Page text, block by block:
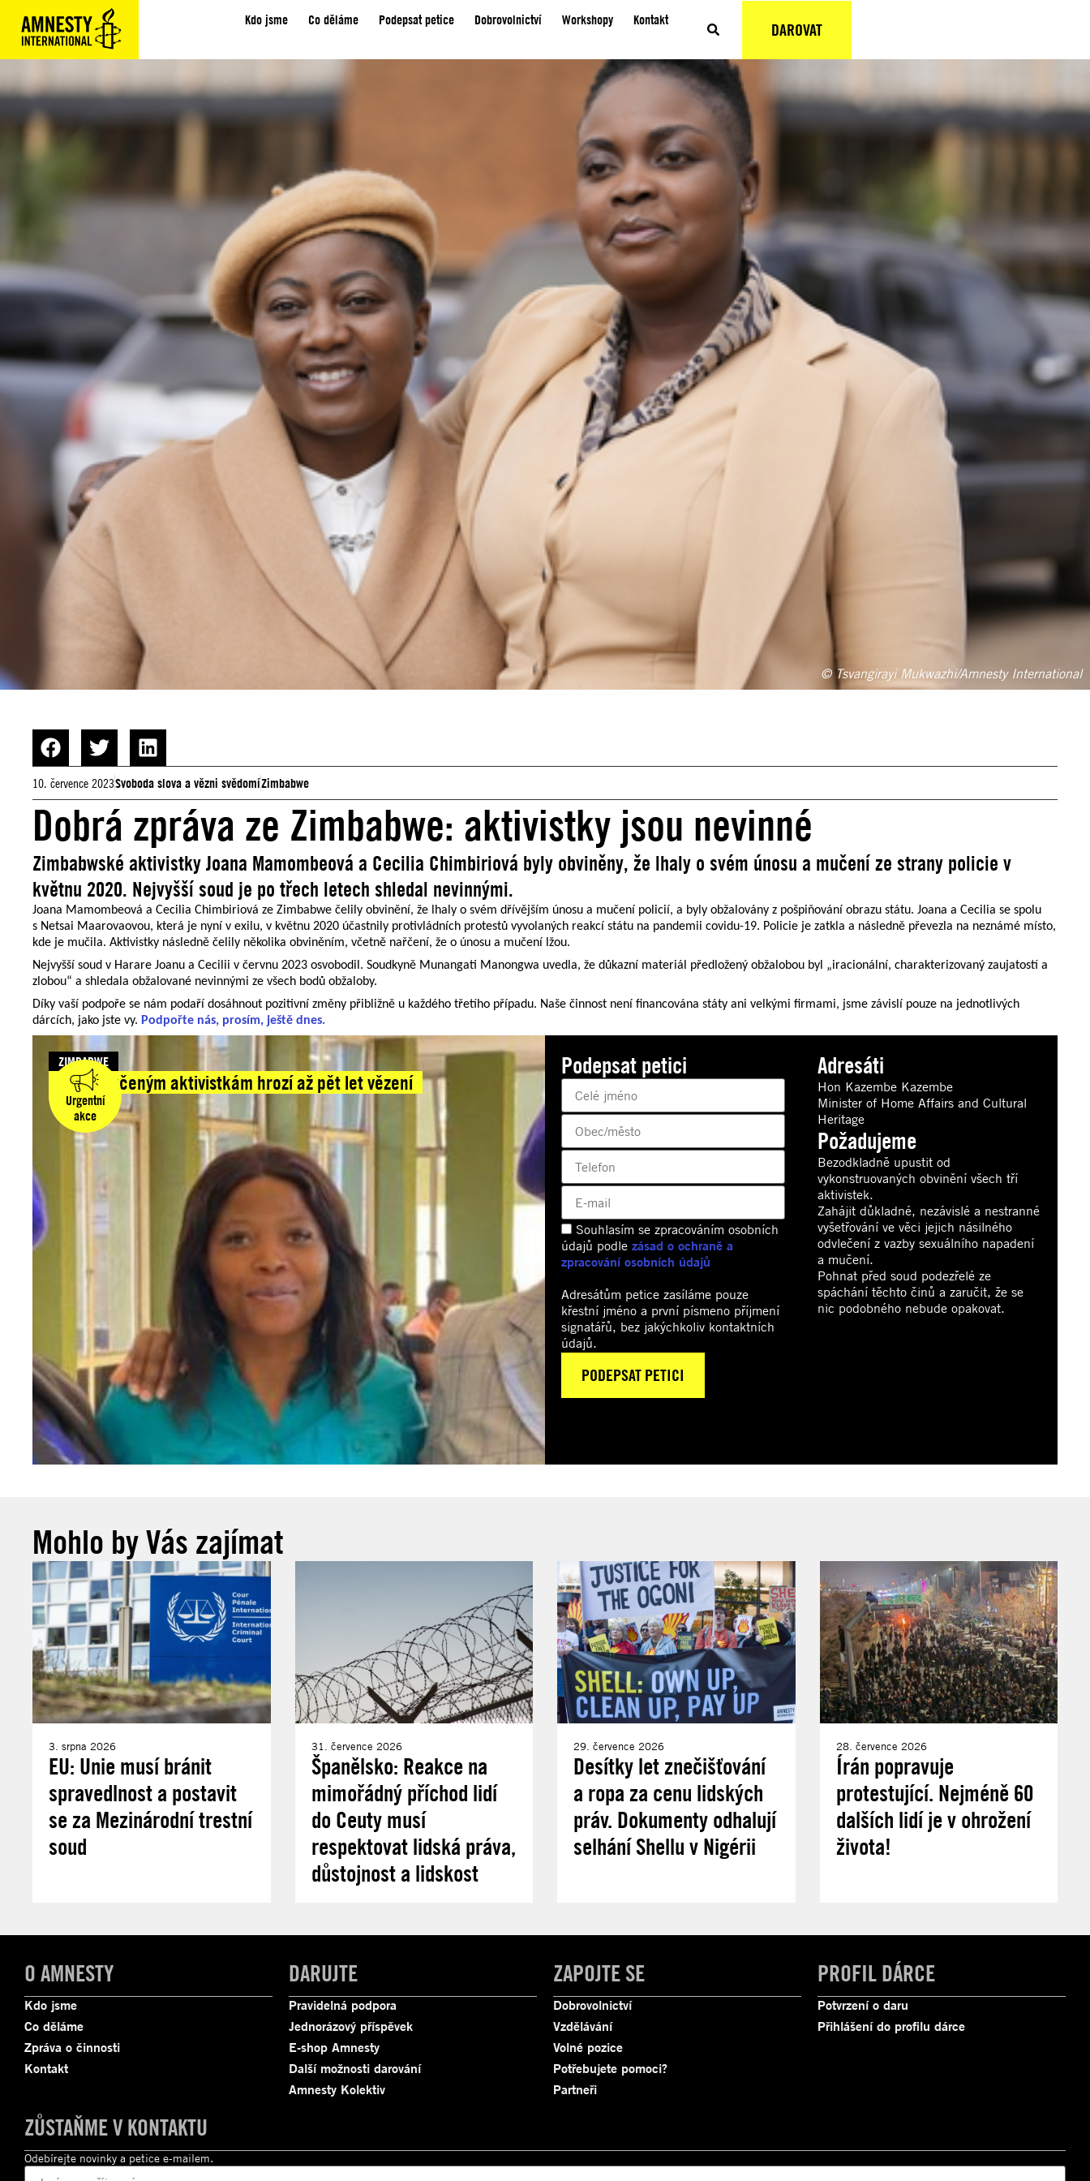
Kdo jsme Co děláme Podepsat petice Dobrovolnictví Workshopy Kontakt DAROVAT
© Tsvangirayi Mukwazhi/Amnesty International
10. července 2023Svoboda slova a vězni svědomíZimbabwe
Dobrá zpráva ze Zimbabwe: aktivistky jsou nevinné
Zimbabwské aktivistky Joana Mamombeová a Cecilia Chimbiriová byly obviněny, že lhaly o svém únosu a mučení ze strany policie v
květnu 2020. Nejvyšší soud je po třech letech shledal nevinnými.
Joana Mamombeová a Cecilia Chimbiriová ze Zimbabwe čelily obvinění, že lhaly o svém dřívějším únosu a mučení policií, a byly obžalovány z pošpiňování obrazu státu. Joana a Cecilia se spolu
s Netsai Maarovaovou, která je nyní v exilu, v květnu 2020 účastnily protivládních protestů vyvolaných reakcí státu na pandemii covidu-19. Policie je zatkla a následně převezla na neznámé místo,
kde je mučila. Aktivistky následně čelily několika obviněním, včetně nařčení, že o únosu a mučení lžou.
Nejvyšší soud v Harare Joanu a Cecilii v červnu 2023 osvobodil. Soudkyně Munangati Manongwa uvedla, že důkazní materiál předložený obžalobou byl „iracionální, charakterizovaný zaujatostí a
zlobou“ a shledala obžalované nevinnými ze všech bodů obžaloby.
Díky vaší podpoře se nám podaří dosáhnout pozitivní změny přibližně u každého třetího případu. Naše činnost není financována státy ani velkými firmami, jsme závislí pouze na jednotlivých
dárcích, jako jste vy. Podpořte nás, prosím, ještě dnes.
Urgentní
akce
ZIMBABWE
Třem mučeným aktivistkám hrozí až pět let vězení
Podepsat petici
Souhlasím se zpracováním osobních
údajů podle zásad o ochraně a
zpracování osobních údajů
Adresátům petice zasíláme pouze
křestní jméno a první písmeno příjmení
signatářů, bez jakýchkoliv kontaktních
údajů.
Adresáti
Hon Kazembe Kazembe
Minister of Home Affairs and Cultural
Heritage
Požadujeme
Bezodkladně upustit od
vykonstruovaných obvinění všech tří
aktivistek.
Zahájit důkladné, nezávislé a nestranné
vyšetřování ve věci jejich násilného
odvlečení z vazby sexuálního napadení
a mučení.
Pohnat před soud podezřelé ze
spáchání těchto činů a zaručit, že se
nic podobného nebude opakovat.
Mohlo by Vás zajímat
3. srpna 2026
EU: Unie musí bránit
spravedlnost a postavit
se za Mezinárodní trestní
soud
31. července 2026
Španělsko: Reakce na
mimořádný příchod lidí
do Ceuty musí
respektovat lidská práva,
důstojnost a lidskost
29. července 2026
Desítky let znečišťování
a ropa za cenu lidských
práv. Dokumenty odhalují
selhání Shellu v Nigérii
28. července 2026
Írán popravuje
protestující. Nejméně 60
dalších lidí je v ohrožení
života!
O AMNESTY
Kdo jsme
Co děláme
Zpráva o činnosti
Kontakt
DARUJTE
Pravidelná podpora
Jednorázový příspěvek
E-shop Amnesty
Další možnosti darování
Amnesty Kolektiv
ZAPOJTE SE
Dobrovolnictví
Vzdělávání
Volné pozice
Potřebujete pomoci?
Partneři
PROFIL DÁRCE
Potvrzení o daru
Přihlášení do profilu dárce
ZŮSTAŇME V KONTAKTU
Odebírejte novinky a petice e-mailem.